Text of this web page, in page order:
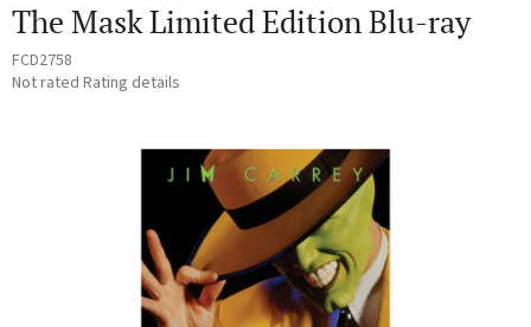
The Mask Limited Edition Blu-ray
FCD2758
The
Not rated Rating details